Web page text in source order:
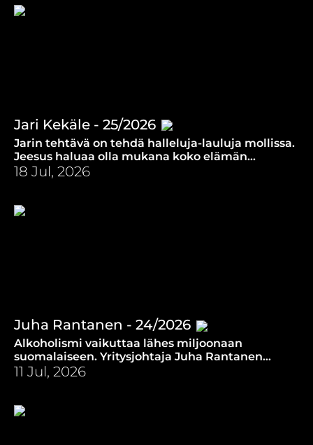
Jari Kekäle - 25/2026
Jarin tehtävä on tehdä halleluja-lauluja mollissa.
Jeesus haluaa olla mukana koko elämän
kirjossa. Myös siinä, mikä on särkynyt.
18 Jul, 2026
Juha Rantanen - 24/2026
Alkoholismi vaikuttaa lähes miljoonaan
suomalaiseen. Yritysjohtaja Juha Rantanen
kertoo oman tarinansa kautta, miten
lähimmäisenrakkaus on osa ratkaisua.
11 Jul, 2026